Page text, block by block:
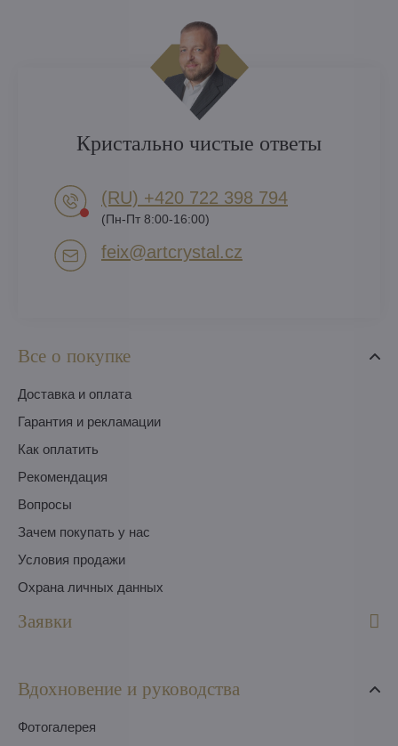
Все о покупке
Доставка и оплата
Гарантия и рекламации
Как оплатить
Pекомендация
Вопросы
Зачем покупать у нас
Условия продажи
Охрана личных данных
Заявки
Вдохновение и руководства
Фотогалерея
Кристально чистые ответы
(RU) +420 722 398 794​
(Пн-Пт 8:00-16:00)
feix​@artcrystal​.cz